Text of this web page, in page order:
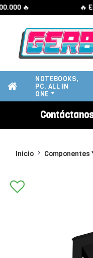
🔥 🔥
NOTEBOOKS,
PC, ALL IN
ONE
Inicio Componentes